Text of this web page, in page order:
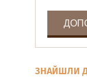
ЗНАЙШЛИ